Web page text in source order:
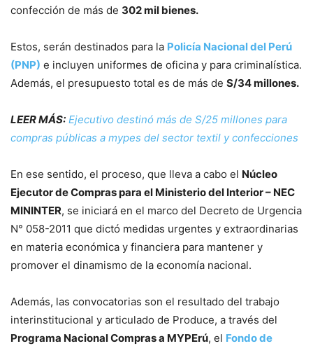
confección de más de 302 mil bienes.
Estos, serán destinados para la Policía Nacional del Perú
(PNP) e incluyen uniformes de oficina y para criminalística.
Además, el presupuesto total es de más de S/34 millones.
LEER MÁS: Ejecutivo destinó más de S/25 millones para
compras públicas a mypes del sector textil y confecciones
En ese sentido, el proceso, que lleva a cabo el Núcleo
Ejecutor de Compras para el Ministerio del Interior – NEC
MININTER, se iniciará en el marco del Decreto de Urgencia
N° 058-2011 que dictó medidas urgentes y extraordinarias
en materia económica y financiera para mantener y
promover el dinamismo de la economía nacional.
Además, las convocatorias son el resultado del trabajo
interinstitucional y articulado de Produce, a través del
Programa Nacional Compras a MYPErú, el Fondo de